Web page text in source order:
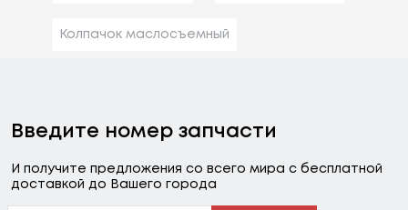
Колпачок маслосъемный
Введите номер запчасти
И получите предложения со всего мира с бесплатной
доставкой до Вашего города